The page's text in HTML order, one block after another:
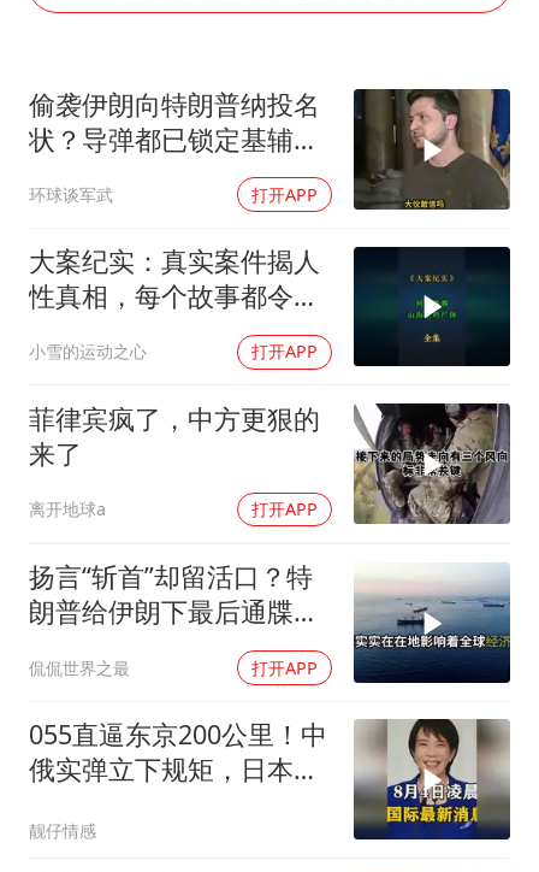
白海豚将正面袭击贯穿浙江
酒店回应车内过夜被收150元
乐享全民健身 共筑健康中国
偷袭伊朗向特朗普纳投名
状？导弹都已锁定基辅才
火速道歉，泽连斯基这场
豪赌到底有多疯？
环球谈军武 打开APP
大案纪实：真实案件揭人
性真相，每个故事都令人
小雪的运动之心 打开APP
菲律宾疯了，中方更狠的
来了
离开地球a 打开APP
扬言“斩首”却留活口？特
朗普给伊朗下最后通牒，
侃侃世界之最 打开APP
055直逼东京200公里！中
俄实弹立下规矩，日本除
靓仔情感